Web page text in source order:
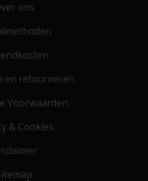
ons
en retourneren
Voorwaarden
& Cookies